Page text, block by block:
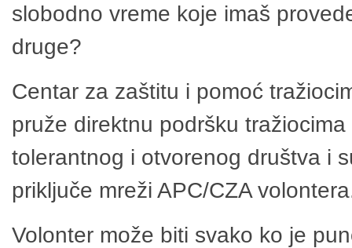
slobodno vreme koje imaš
druge?
Centar za zaštitu i pomoć
pruže direktnu podršku
tolerantnog i otvorenog društva i
priključe mreži APC/CZA
Volonter može biti svako ko je